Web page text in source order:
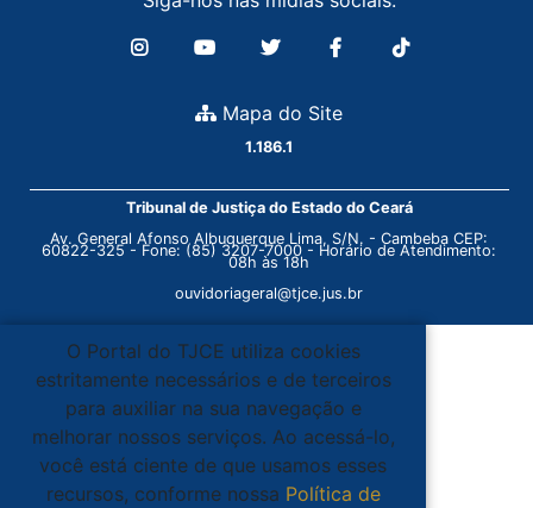
Mapa do Site
1.186.1
Tribunal de Justiça do Estado do Ceará
Av. General Afonso Albuquerque Lima, S/N. - Cambeba CEP:
60822-325 - Fone: (85) 3207-7000 - Horário de Atendimento:
08h às 18h
ouvidoriageral@tjce.jus.br
O Portal do TJCE utiliza cookies
estritamente necessários e de terceiros
para auxiliar na sua navegação e
melhorar nossos serviços. Ao acessá-lo,
você está ciente de que usamos esses
recursos, conforme nossa Política de